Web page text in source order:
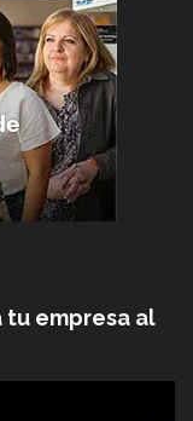
tu empresa al